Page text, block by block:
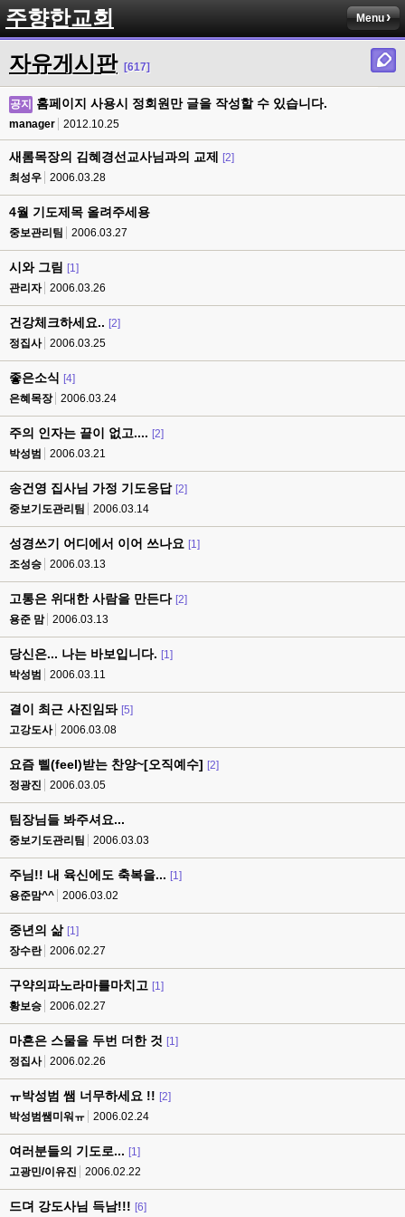
주향한교회 Menu
자유게시판 [617]
공지 홈페이지 사용시 정회원만 글을 작성할 수 있습니다.
manager 2012.10.25
새롬목장의 김혜경선교사님과의 교제
[2]
최성우
2006.03.28
4월 기도제목 올려주세용
중보관리팀 2006.03.27
시와 그림 [1]
관리자
2006.03.26
건강체크하세요.. [2]
정집사
2006.03.25
좋은소식 [4]
은혜목장
2006.03.24
주의 인자는 끝이 없고.... [2]
박성범
2006.03.21
송건영 집사님 가정 기도응답 [2]
중보기도관리팀
2006.03.14
성경쓰기 어디에서 이어 쓰나요 [1]
조성승
2006.03.13
고통은 위대한 사람을 만든다 [2]
용준 맘
2006.03.13
당신은... 나는 바보입니다. [1]
박성범
2006.03.11
결이 최근 사진임돠 [5]
고강도사
2006.03.08
요즘 삘(feel)받는 찬양~[오직예수] [2]
정광진
2006.03.05
팀장님들 봐주셔요...
중보기도관리팀 2006.03.03
주님!! 내 육신에도 축복을... [1]
용준맘^^
2006.03.02
중년의 삶 [1]
장수란
2006.02.27
구약의파노라마를마치고 [1]
황보승
2006.02.27
마흔은 스물을 두번 더한 것 [1]
정집사
2006.02.26
ㅠ박성범 쌤 너무하세요 !! [2]
박성범쌤미워ㅠ
2006.02.24
여러분들의 기도로... [1]
고광민/이유진
2006.02.22
드뎌 강도사님 득남!!! [6]